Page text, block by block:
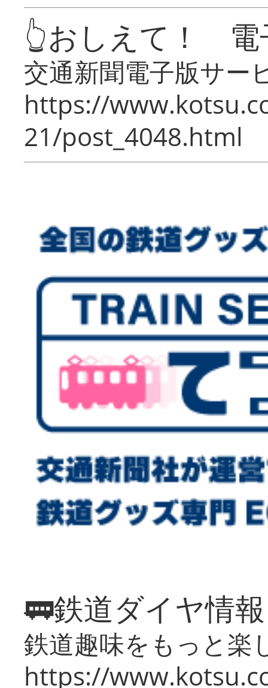
👆おしえて！ 電
交通新聞電子版サー
https://
21/post_4048.html
🚃鉄道ダイヤ情
鉄道趣味をもっと楽
https://